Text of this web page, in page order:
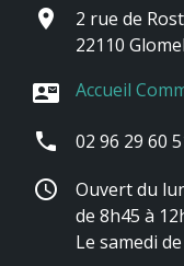
place
2 rue de
22110 Glomel
contact_mail Accueil
phone 02 96 29 60
schedule
Ouvert du
de 8h45 à
Le samedi